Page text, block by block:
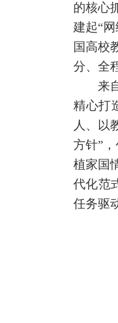
的核心
建起“
国高校
分、全
来
精心打
人、以
方针”
植家国
代化范
任务驱